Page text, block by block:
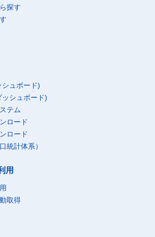
探す
ュボード)
シュボード)
テム
ロード
ロード
統計体系）
用
取得